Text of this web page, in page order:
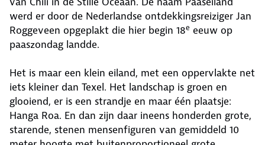
werd er door de Nederlandse ontdekkingsreiziger Jan
Roggeveen opgeplakt die hier begin 18e eeuw op
paaszondag landde.
Het is maar een klein eiland, met een oppervlakte net
iets kleiner dan Texel. Het landschap is groen en
glooiend, er is een strandje en maar één plaatsje:
Hanga Roa. En dan zijn daar ineens honderden grote,
starende, stenen mensenfiguren van gemiddeld 10